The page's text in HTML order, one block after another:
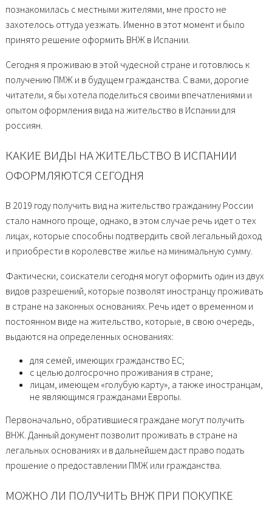
познакомилась с местными жителями, мне просто не
захотелось оттуда уезжать. Именно в этот момент и было
принято решение оформить ВНЖ в Испании.
Сегодня я проживаю в этой чудесной стране и готовлюсь к
получению ПМЖ и в будущем гражданства. С вами, дорогие
читатели, я бы хотела поделиться своими впечатлениями и
опытом оформления вида на жительство в Испании для
россиян.
КАКИЕ ВИДЫ НА ЖИТЕЛЬСТВО В ИСПАНИИ
ОФОРМЛЯЮТСЯ СЕГОДНЯ
В 2019 году получить вид на жительство гражданину России
стало намного проще, однако, в этом случае речь идет о тех
лицах, которые способны подтвердить свой легальный доход
и приобрести в королевстве жилье на минимальную сумму.
Фактически, соискатели сегодня могут оформить один из двух
видов разрешений, которые позволят иностранцу проживать
в стране на законных основаниях. Речь идет о временном и
постоянном виде на жительство, которые, в свою очередь,
выдаются на определенных основаниях:
для семей, имеющих гражданство ЕС;
с целью долгосрочно проживания в стране;
лицам, имеющем «голубую карту», а также иностранцам,
не являющимся гражданами Европы.
Первоначально, обратившиеся граждане могут получить
ВНЖ. Данный документ позволит проживать в стране на
легальных основаниях и в дальнейшем даст право подать
прошение о предоставлении ПМЖ или гражданства.
МОЖНО ЛИ ПОЛУЧИТЬ ВНЖ ПРИ ПОКУПКЕ